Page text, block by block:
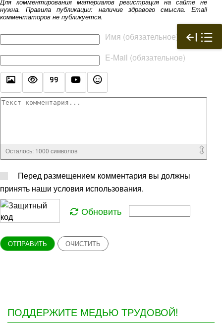
Для комментирования материалов регистрация на сайте не
нужна. Правила публикации: наличие здравого смысла. Email
комментаторов не публикуется.
Имя (обязательное)
E-Mail (обязательное)
Текст комментария
Осталось: 1000 символов
Перед размещением комментария вы должны
принять наши условия использования.
Обновить
ОТПРАВИТЬ ОЧИСТИТЬ
ПОДДЕРЖИТЕ МЕДЬЮ ТРУДОВОЙ!